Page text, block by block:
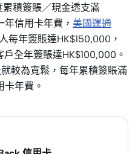
積簽賬／現金透支滿
信用卡年費， 美國運通
每年簽賬達HK$150,000，
戶全年簽賬達HK$100,000。
就較為寬鬆，每年累積簽賬滿
年費。